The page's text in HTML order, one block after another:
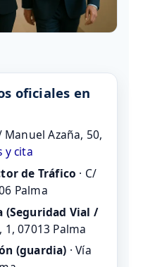
oficiales en
Manuel Azaña, 50,
y cita
de Tráfico · C/
Palma
(Seguridad Vial /
1, 07013 Palma
(guardia) · Vía